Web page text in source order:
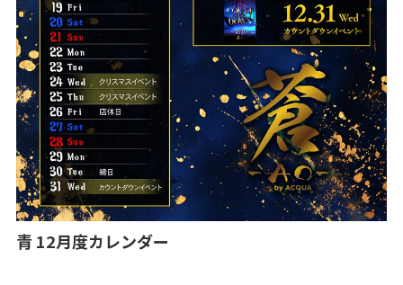
青 12月度カレンダー